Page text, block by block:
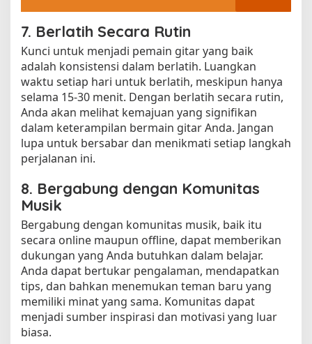
7. Berlatih Secara Rutin
Kunci untuk menjadi pemain gitar yang baik
adalah konsistensi dalam berlatih. Luangkan
waktu setiap hari untuk berlatih, meskipun hanya
selama 15-30 menit. Dengan berlatih secara rutin,
Anda akan melihat kemajuan yang signifikan
dalam keterampilan bermain gitar Anda. Jangan
lupa untuk bersabar dan menikmati setiap langkah
perjalanan ini.
8. Bergabung dengan Komunitas
Musik
Bergabung dengan komunitas musik, baik itu
secara online maupun offline, dapat memberikan
dukungan yang Anda butuhkan dalam belajar.
Anda dapat bertukar pengalaman, mendapatkan
tips, dan bahkan menemukan teman baru yang
memiliki minat yang sama. Komunitas dapat
menjadi sumber inspirasi dan motivasi yang luar
biasa.